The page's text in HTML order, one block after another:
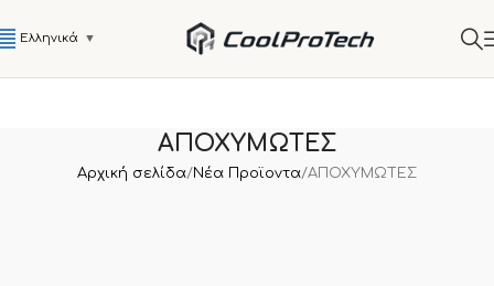
Ελληνικά ▼
ΑΠΟΧΥΜΩΤΕΣ
Αρχική σελίδα Νέα Προϊοντα ΑΠΟΧΥΜΩΤΕΣ